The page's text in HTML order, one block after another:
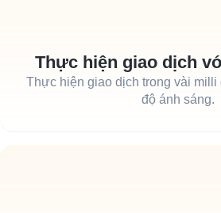
Thực hiện giao dịch
Thực hiện giao dịch trong vài milli
độ ánh sáng.